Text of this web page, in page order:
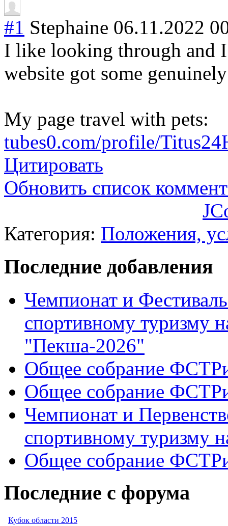
#1 Stephaine 06.11.2022
I like looking through and
website got some
My page travel with pets:
tubes0.com/profile/
Цитировать
Обновить список
Категория: Положения,
Последние добавления
Чемпионат и
спортивному туризму
"Пекша-2026"
Общее собрание
Общее собрание
Чемпионат и
спортивному туризму
Общее собрание
Последние с форума
Кубок области 2015